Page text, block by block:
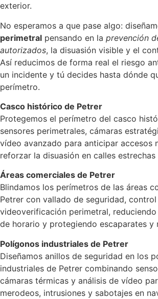
exterior.
No esperamos a que pase algo:
perimetral pensando en la prevención
autorizados, la disuasión visible y el
Así reducimos de forma real el riesgo
un incidente y tú decides hasta dónde
perímetro.
Casco histórico de Petrer
Protegemos el perímetro del casco
sensores perimetrales, cámaras
vídeo avanzado para anticipar accesos
reforzar la disuasión en calles estrechas
Áreas comerciales de Petrer
Blindamos los perímetros de las áreas
Petrer con vallado de seguridad,
videoverificación perimetral,
de horario y protegiendo escaparates y
Polígonos industriales de Petrer
Diseñamos anillos de seguridad en los
industriales de Petrer combinando
cámaras térmicas y análisis de vídeo
merodeos, intrusiones y sabotajes en